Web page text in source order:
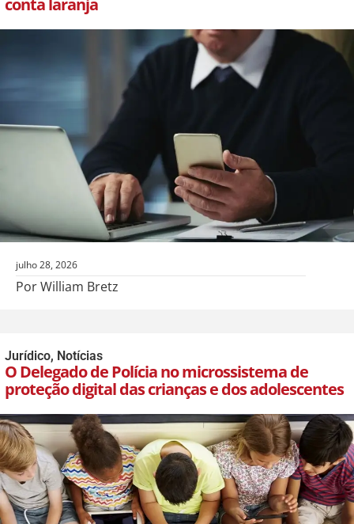
conta laranja
julho 28, 2026
Por William Bretz
Jurídico, Notícias
O Delegado de Polícia no microssistema de
proteção digital das crianças e dos adolescentes